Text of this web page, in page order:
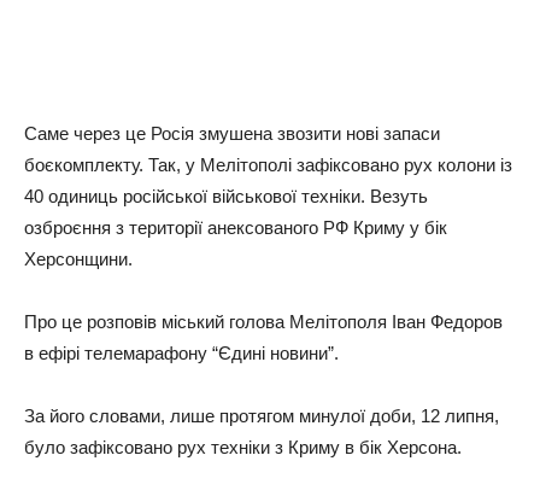
Саме через це Росія змушена звозити нові запаси
боєкомплекту. Так, у Мелітополі зафіксовано рух колони із
40 одиниць російської військової техніки. Везуть
озброєння з території анексованого РФ Криму у бік
Херсонщини.
Про це розповів міський голова Мелітополя Іван Федоров
в ефірі телемарафону “Єдині новини”.
За його словами, лише протягом минулої доби, 12 липня,
було зафіксовано рух техніки з Криму в бік Херсона.